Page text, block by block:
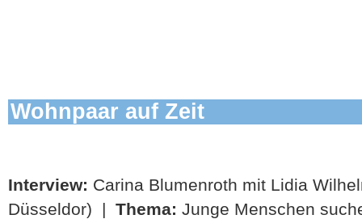
Wohnpaar auf Zeit
Interview: Carina Blumenroth mit Lidia
Düsseldor) | Thema: Junge Menschen